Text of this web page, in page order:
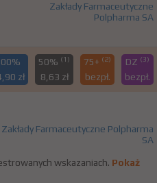
Zakłady Farmaceutyczne
Polpharma SA
zł
50% (1)
8,63 zł
75+ (2)
bezpł.
DZ (3)
bezpł.
Zakłady Farmaceutyczne Polpharma
SA
wskazaniach. Pokaż